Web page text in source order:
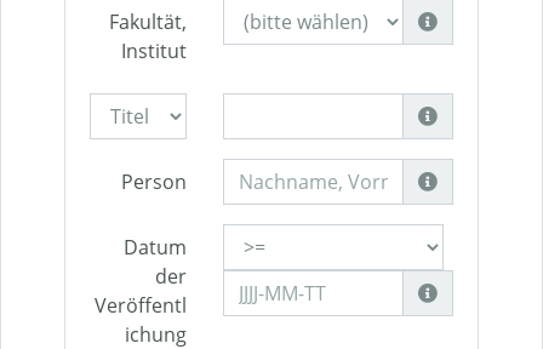
Fakultät,
Institut
Person
Datum
der
Veröffentl
ichung